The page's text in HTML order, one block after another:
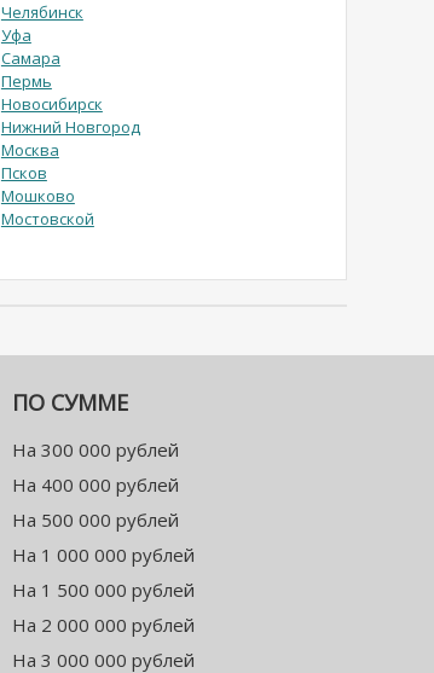
Челябинск
Уфа
Самара
Пермь
Новосибирск
Нижний Новгород
Москва
Псков
Мошково
Мостовской
ПО СУММЕ
На 300 000 рублей
На 400 000 рублей
На 500 000 рублей
На 1 000 000 рублей
На 1 500 000 рублей
На 2 000 000 рублей
На 3 000 000 рублей